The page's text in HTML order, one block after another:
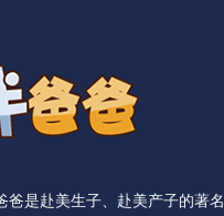
爸是赴美生子、赴美产子的著名